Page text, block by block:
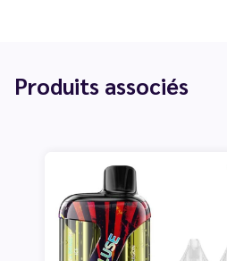
Produits associés